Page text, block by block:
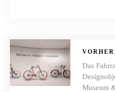
Das
Museum